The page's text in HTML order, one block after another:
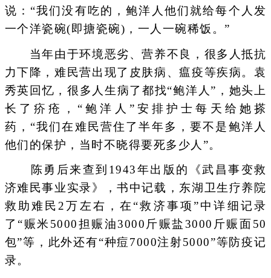
说：“我们没有吃的，鲍洋人他们就给每个人发
一个洋瓷碗(即搪瓷碗)，一人一碗稀饭。”
当年由于环境恶劣、营养不良，很多人抵抗
力下降，难民营出现了皮肤病、瘟疫等疾病。袁
秀英回忆，很多人生病了都找“鲍洋人”，她头上
长了疥疮，“鲍洋人”安排护士每天给她搽
药，“我们在难民营住了半年多，要不是鲍洋人
他们的保护，当时不晓得要死多少人”。
陈勇后来查到1943年出版的《武昌事变救
济难民事业实录》，书中记载，东湖卫生疗养院
救助难民2万左右，在“救济事项”中详细记录
了“赈米5000担赈油3000斤赈盐3000斤赈面50
包”等，此外还有“种痘7000注射5000”等防疫记
录。